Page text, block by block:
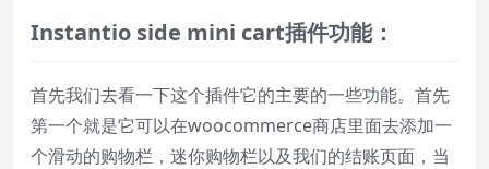
Instantio side mini cart插件功能：
首先我们去看一下这个插件它的主要的一些功能。首先
第一个就是它可以在woocommerce商店里面去添加一
个滑动的购物栏，迷你购物栏以及我们的结账页面，当